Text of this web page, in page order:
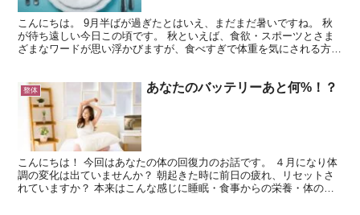
こんにちは。 9月半ばが過ぎたとはいえ、まだまだ暑いですね。 秋
が待ち遠しい今日この頃です。 秋といえば、食欲・スポーツとさま
ざまなワードが思い浮かびますが、食べすぎで体重を気にされる方も
整体 あなたのバッテリーあと何%！？
こんにちは！ 今回はあなたの体の回復力のお話です。 ４月になり体
調の変化は出ていませんか？ 朝起きた時に前日の疲れ、リセットさ
れていますか？ 本来はこんな感じに睡眠・食事からの栄養・体のセ